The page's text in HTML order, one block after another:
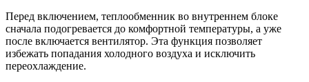
Перед включением, теплообменник во внутреннем блоке
сначала подогревается до комфортной температуры, а уже
после включается вентилятор. Эта функция позволяет
избежать попадания холодного воздуха и исключить
переохлаждение.